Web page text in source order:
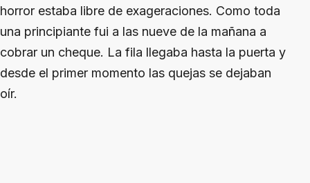
horror estaba libre de exageraciones. Como toda
una principiante fui a las nueve de la mañana a
cobrar un cheque. La fila llegaba hasta la puerta y
desde el primer momento las quejas se dejaban
oír.